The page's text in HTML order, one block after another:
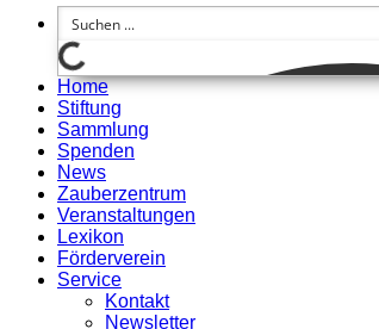
Home
Stiftung
Sammlung
Spenden
News
Zauberzentrum
Veranstaltungen
Lexikon
Förderverein
Service
Kontakt
Newsletter